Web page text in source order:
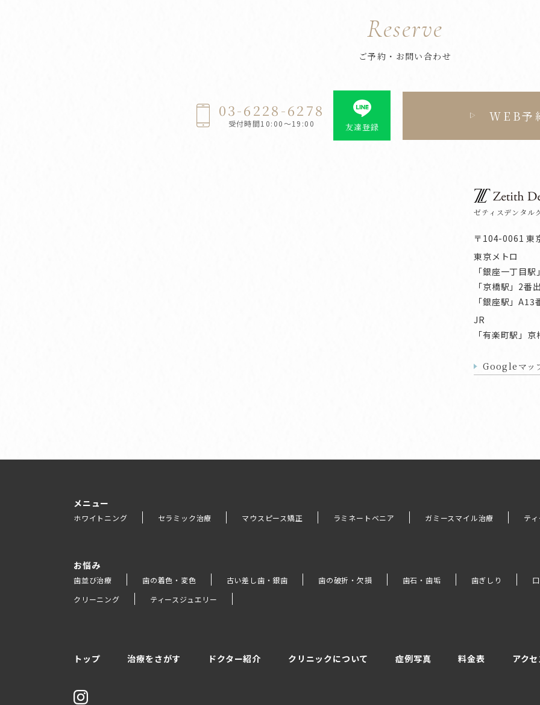
Reserve
ご予約・お問い合わせ
03-6228-6278
受付時間10:00～19:00 友達登録
WEB予
ゼティスデンタル
〒104-0061 東
東京メトロ
「銀座一丁目
「京橋駅」2番
「銀座駅」
JR
「有楽町駅」
Googleマッ
メニュー
ホワイトニング セラミック治療 マウスピース矯正 ラミネートベニア ガミースマイル治療 テ
お悩み
歯並び治療 歯の着色・変色 古い差し歯・銀歯 歯の破折・欠損 歯石・歯垢 歯ぎしり
クリーニング
ティースジュエリー
トップ 治療をさがす ドクター紹介 クリニックについて 症例写真 料金表 アク